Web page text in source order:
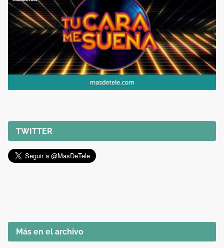
TWITTER
Más en el archivo